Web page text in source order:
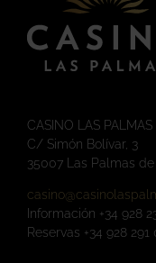
CASINO LAS PALMAS
C/ Simón Bolívar, 3
35007 Las Palmas
Información +34 928
Reservas +34 928 291